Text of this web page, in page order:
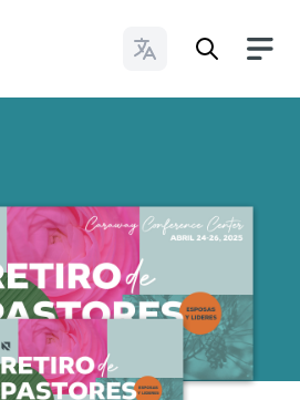
Cambiar idioma